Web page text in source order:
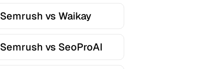
Semrush vs Waikay
Semrush vs SeoProAI